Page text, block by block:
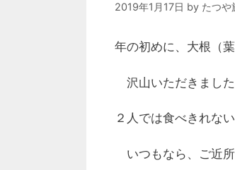
2019年1月17日 by たつや
年の初めに、大根（
沢山いただきまし
２人では食べきれない
いつもなら、ご近所